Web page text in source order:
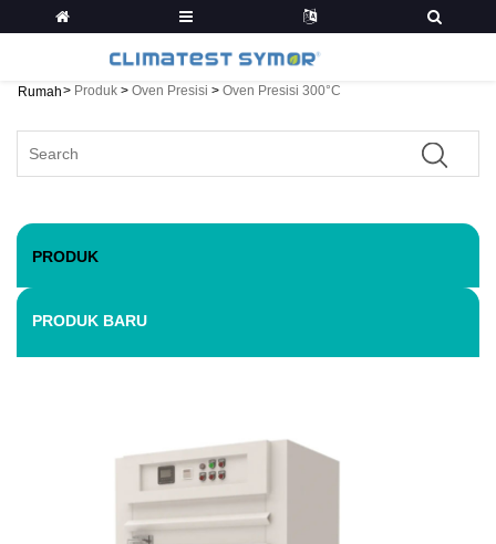
Rumah> Produk > Oven Presisi > Oven Presisi 300°C
PRODUK
PRODUK BARU